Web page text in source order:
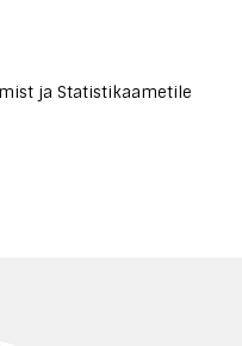
ja Statistikaametile